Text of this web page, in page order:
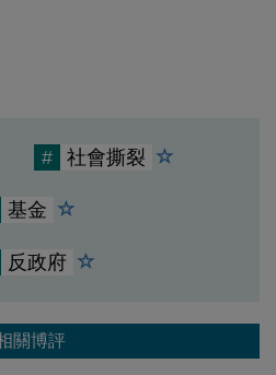
# 社會撕裂
基金
反政府
關博評